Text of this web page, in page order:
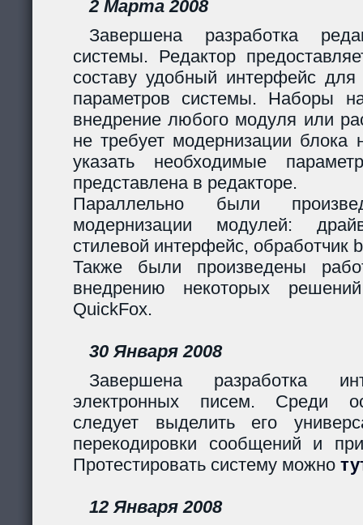
2 Марта 2008
Завершена разработка
системы. Редактор
составу удобный интерфейс для
параметров системы. Наборы
внедрение любого модуля или
не требует модернизации блока
указать необходимые
представлена в редакторе.
Параллельно были
модернизации модулей:
стилевой интерфейс, обработчик
Также были произведены
внедрению некоторых
QuickFox.
30 Января 2008
Завершена разработка
электронных писем. Среди
следует выделить его
перекодировки сообщений и
Протестировать систему можно
12 Января 2008